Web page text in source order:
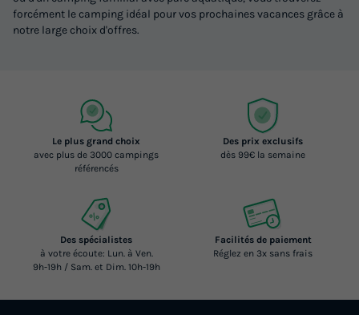
forcément le camping idéal pour vos prochaines vacances grâce à
notre large choix d'offres.
Le plus grand choix
avec plus de 3000 campings
référencés
Des prix exclusifs
dès 99€ la semaine
Des spécialistes
à votre écoute: Lun. à Ven.
9h-19h / Sam. et Dim. 10h-19h
Facilités de paiement
Réglez en 3x sans frais